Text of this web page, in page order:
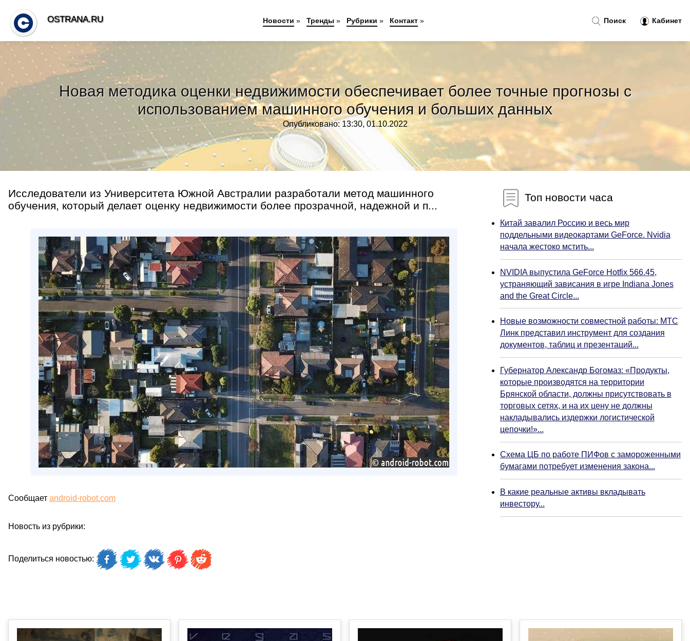
Новая методика оценки недвижимости обеспечивает более точные прогнозы с
использованием машинного обучения и больших данных
Опубликовано: 13:30, 01.10.2022
Исследователи из Университета Южной Австралии разработали метод машинного
обучения, который делает оценку недвижимости более прозрачной, надежной и п...
Сообщает android-robot.com
Новость из рубрики:
Поделиться новостью:
Топ новости часа
Китай завалил Россию и весь мир
поддельными видеокартами GeForce. Nvidia
начала жестоко мстить...
NVIDIA выпустила GeForce Hotfix 566.45,
устраняющий зависания в игре Indiana Jones
and the Great Circle...
Новые возможности совместной работы: МТС
Линк представил инструмент для создания
документов, таблиц и презентаций...
Губернатор Александр Богомаз: «Продукты,
которые производятся на территории
Брянской области, должны присутствовать в
торговых сетях, и на их цену не должны
накладывались издержки логистической
цепочки!»...
Схема ЦБ по работе ПИФов с замороженными
бумагами потребует изменения закона...
В какие реальные активы вкладывать
инвестору...
Поиск Кабинет
OSTRANA.RU Новости » Тренды » Рубрики » Контакт»